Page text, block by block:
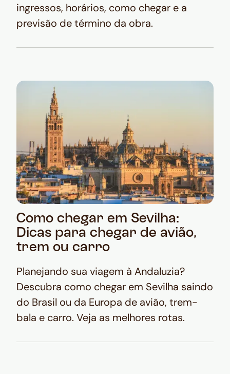
ingressos, horários, como chegar e a
previsão de término da obra.
Como chegar em Sevilha:
Dicas para chegar de avião,
trem ou carro
Planejando sua viagem à Andaluzia?
Descubra como chegar em Sevilha saindo
do Brasil ou da Europa de avião, trem-
bala e carro. Veja as melhores rotas.